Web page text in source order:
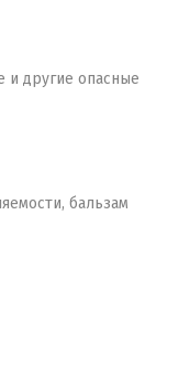
и другие опасные
бальзам